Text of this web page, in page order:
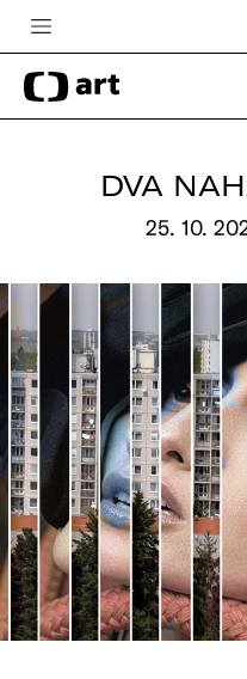
Česká televize
Zpravodajství
Pro děti
edu
Vše o ČT
DVA
25. 10.